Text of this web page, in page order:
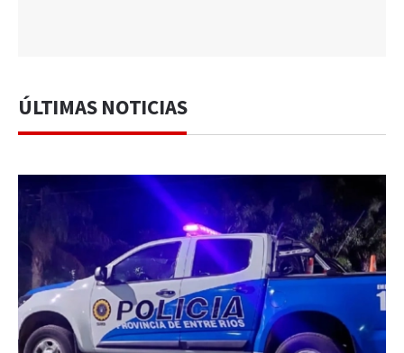
ÚLTIMAS NOTICIAS